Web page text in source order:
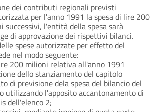
dei contributi regionali previsti
per l'anno 1991 la spesa di lire 200
successivi, l'entità della spesa sarà
di approvazione dei rispettivi bilanci.
spese autorizzate per effetto del
nel modo seguente:
200 milioni relativa all'anno 1991
dello stanziamento del capitolo
di previsione dela spesa del bilancio del
utilizzando l'apposito accantonamento di
dell'elenco 2;